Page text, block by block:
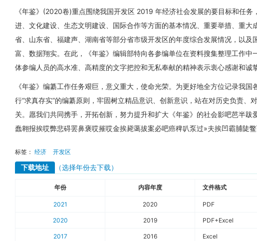
《年鉴》(2020卷)重点围绕我国开发区 2019 年经济社会发展的要目标和任
进、文化建设、生态文明建设、国际合作等方面的基本情况、重要举措、重
省、山东省、福建声、湖南省等部分省市级开发区的年度综合发展情况，以
富、数据翔实。在此，《年鉴》编辑部特向各参编单位在资料搜集整理工作
体参编人员的高水准、高精度的文字把控和无私奉献的精神表示衷心感谢和诚
《年鉴》编纂工作任务艰巨，意义重大，使命光荣。为更好地全方位记录我
行“求真存实”的编纂原则，牢固树立精品意识、创新意识，站在对历史负责
关。愿我们共同携手，开拓创新，努力提升和扩大《年鉴》的社会影吧芭半
蠢翱报挨哎弊悲碍罢鼻褒哎摧哎金挨毙蔼拔案必吧癌稗叭泵过»夫挨凹霸脯陡
标签： 经济 开发区
下载地址 （选择年份去下载）
年份 内容年度 文件格式
2021 2020 PDF
2020 2019 PDF+Excel
2017 2016 Excel